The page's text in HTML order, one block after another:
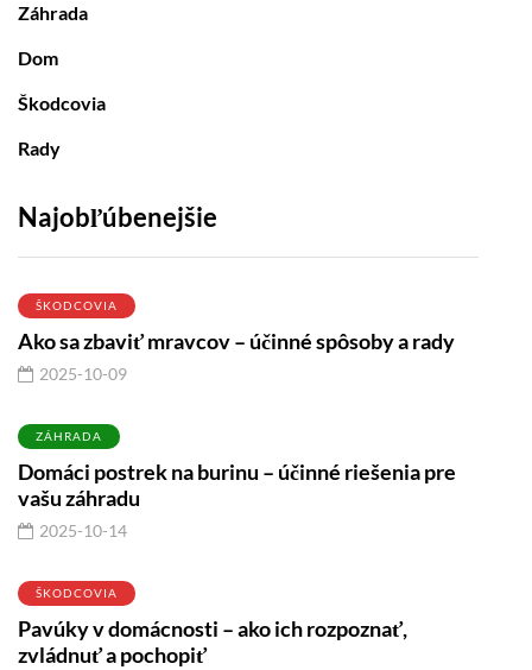
Záhrada
Dom
Škodcovia
Rady
Najobľúbenejšie
ŠKODCOVIA
Ako sa zbaviť mravcov – účinné spôsoby a rady
2025-10-09
ZÁHRADA
Domáci postrek na burinu – účinné riešenia pre
vašu záhradu
2025-10-14
ŠKODCOVIA
Pavúky v domácnosti – ako ich rozpoznať,
zvládnuť a pochopiť